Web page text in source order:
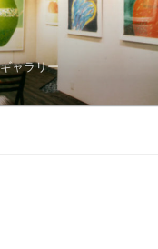
ャラリー